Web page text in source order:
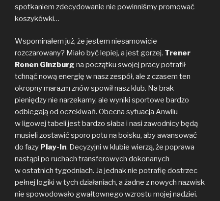
spotkaniem zdecydowanie nie powinniśmy promować
koszykówki…
Wspominałem już, że jestem niesamowicie
rozczarowany? Miało być lepiej, a jest gorzej. Trener
Ronen Ginzburg na początku swojej pracy potrafił
tchnąć nową energię w nasz zespół, ale z czasem ten
okropny marazm znów spowił nasz klub. Na brak
pieniędzy nie narzekamy, ale wyniki sportowe bardzo
odbiegają od oczekiwań. Obecna sytuacja Anwilu
w ligowej tabeli jest bardzo słaba i nasi zawodnicy będą
musieli zostawić sporo potu na boisku, aby awansować
do fazy Play-In. Decyzyjni w klubie wierzą, że poprawa
nastąpi po ruchach transferowych dokonanych
w ostatnich tygodniach. Ja jednak nie potrafię dostrzec
pełnej logiki w tych działaniach, a żadne z nowych nazwisk
nie spowodowało gwałtownego wzrostu mojej nadziei.